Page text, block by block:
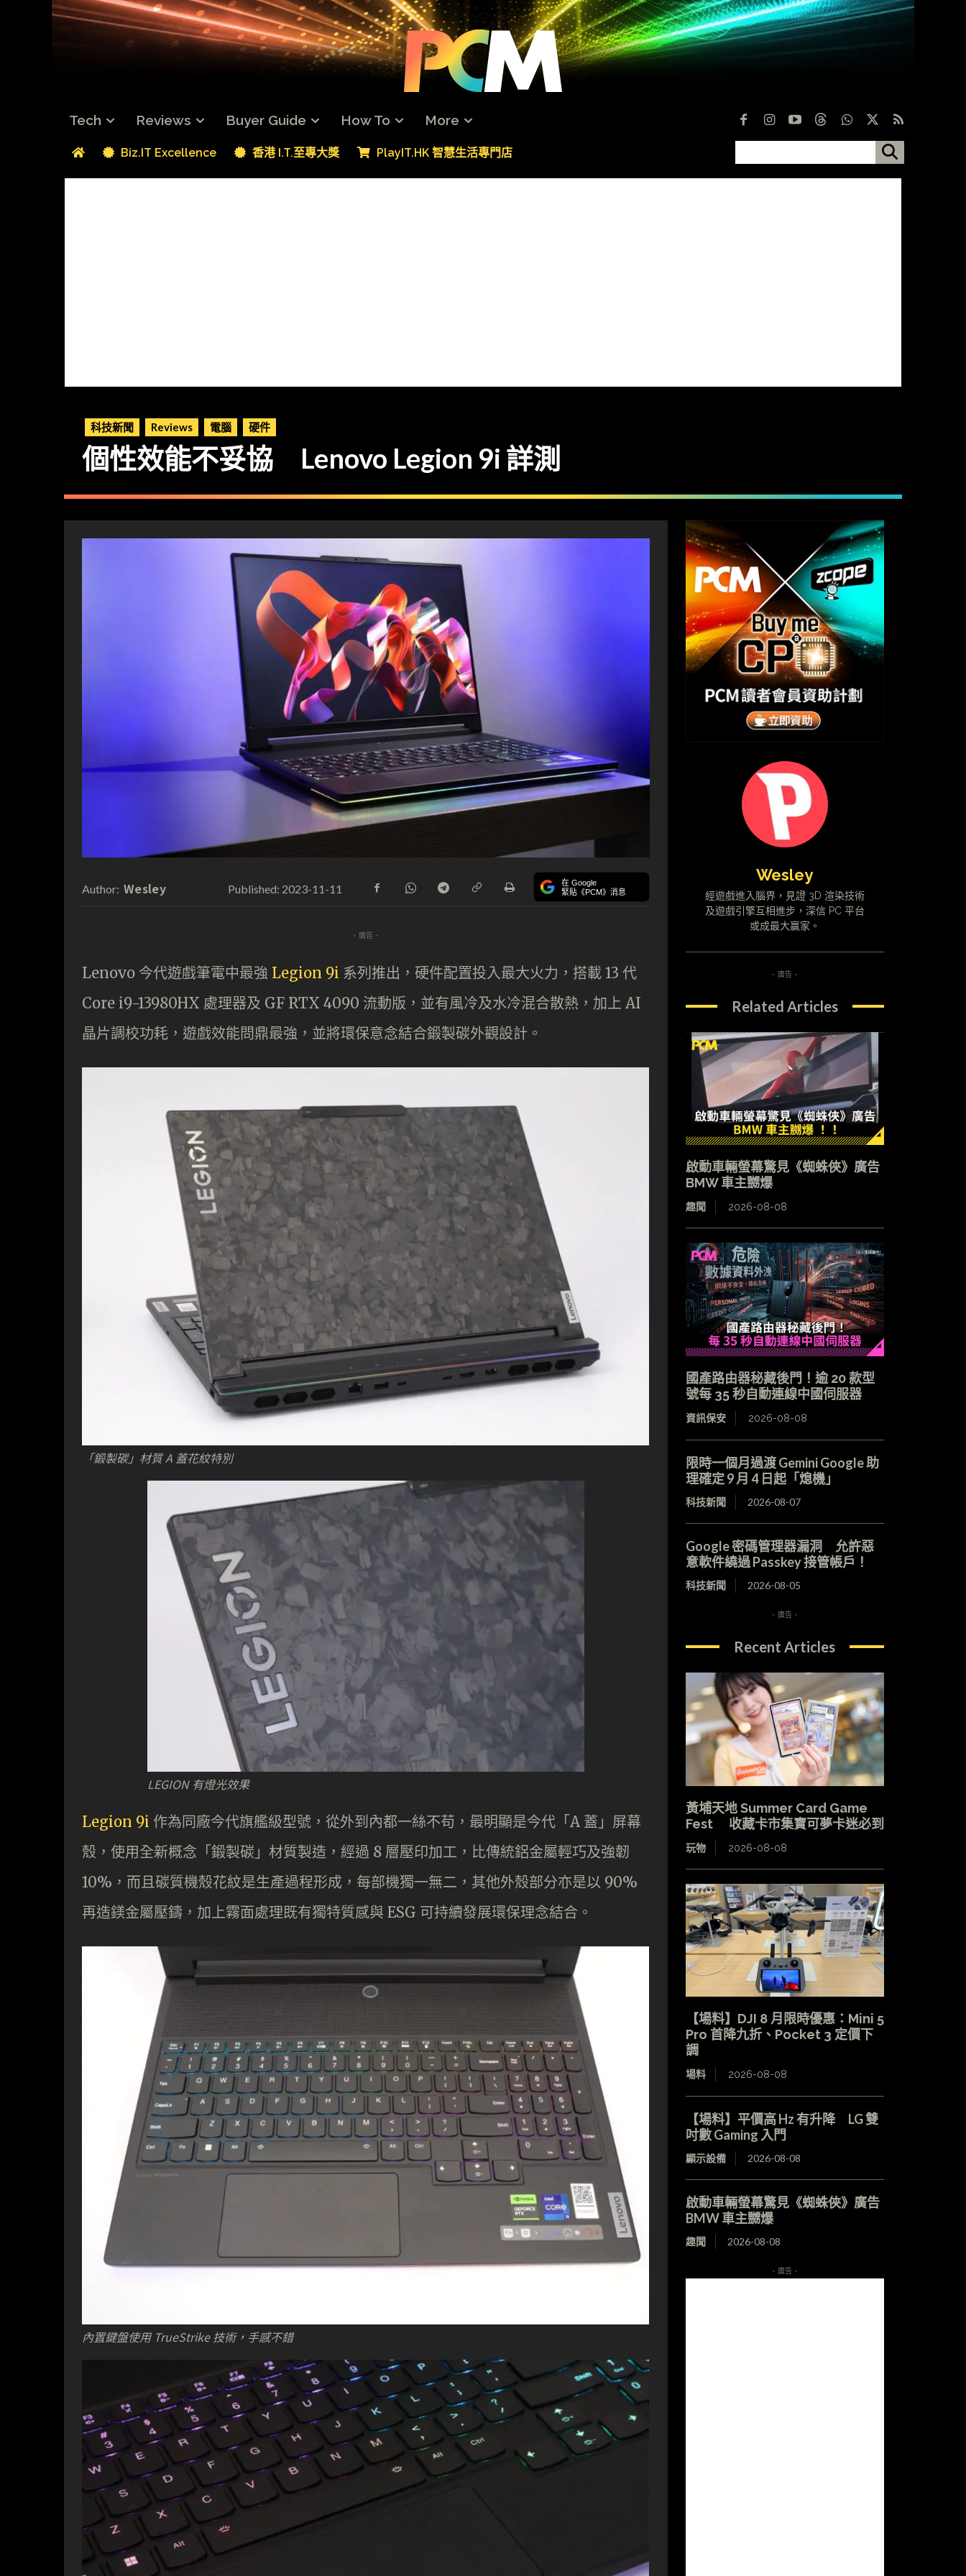
Tech Reviews Buyer Guide How To More
Biz.IT Excellence 香港 I.T.至專大獎 PlayIT.HK 智慧生活專門店
科技新聞 Reviews 電腦 硬件
個性效能不妥協 Lenovo Legion 9i 詳測
Author: Wesley Published: 2023-11-11 在 Google
緊貼《PCM》消息
- 廣告 -
Lenovo 今代遊戲筆電中最強 Legion 9i 系列推出，硬件配置投入最大火力，搭載 13 代
Core i9-13980HX 處理器及 GF RTX 4090 流動版，並有風冷及水冷混合散熱，加上 AI
晶片調校功耗，遊戲效能問鼎最強，並將環保意念結合鍛製碳外觀設計。
「鍛製碳」材質 A 蓋花紋特別
LEGION 有燈光效果
Legion 9i 作為同廠今代旗艦級型號，從外到內都一絲不苟，最明顯是今代「A 蓋」屏幕
殼，使用全新概念「鍛製碳」材質製造，經過 8 層壓印加工，比傳統鋁金屬輕巧及強韌
10%，而且碳質機殼花紋是生產過程形成，每部機獨一無二，其他外殼部分亦是以 90%
再造鎂金屬壓鑄，加上霧面處理既有獨特質感與 ESG 可持續發展環保理念結合。
內置鍵盤使用 TrueStrike 技術，手感不錯
Wesley
經遊戲進入腦界，見證 3D 渲染技術
及遊戲引擎互相進步，深信 PC 平台
或成最大贏家。
- 廣告 -
Related Articles
啟動車輛螢幕驚見《蜘蛛俠》廣告
BMW 車主嬲爆
趣聞 2026-08-08
國產路由器秘藏後門！逾 20 款型
號每 35 秒自動連線中國伺服器
資訊保安 2026-08-08
限時一個月過渡 Gemini Google 助
理確定 9 月 4 日起「熄機」
科技新聞 2026-08-07
Google 密碼管理器漏洞 允許惡
意軟件繞過 Passkey 接管帳戶！
科技新聞 2026-08-05
- 廣告 -
Recent Articles
黃埔天地 Summer Card Game
Fest 收藏卡市集寶可夢卡迷必到
玩物 2026-08-08
【場料】DJI 8 月限時優惠：Mini 5
Pro 首降九折、Pocket 3 定價下
調
場料 2026-08-08
【場料】平價高 Hz 有升降 LG 雙
吋數 Gaming 入門
顯示設備 2026-08-08
啟動車輛螢幕驚見《蜘蛛俠》廣告
BMW 車主嬲爆
趣聞 2026-08-08
- 廣告 -